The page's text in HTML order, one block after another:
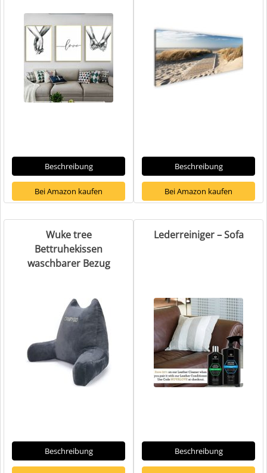
Beschreibung
Bei Amazon kaufen
Beschreibung
Bei Amazon kaufen
Wuke tree
Bettruhekissen
waschbarer Bezug
Beschreibung
Lederreiniger – Sofa
Beschreibung